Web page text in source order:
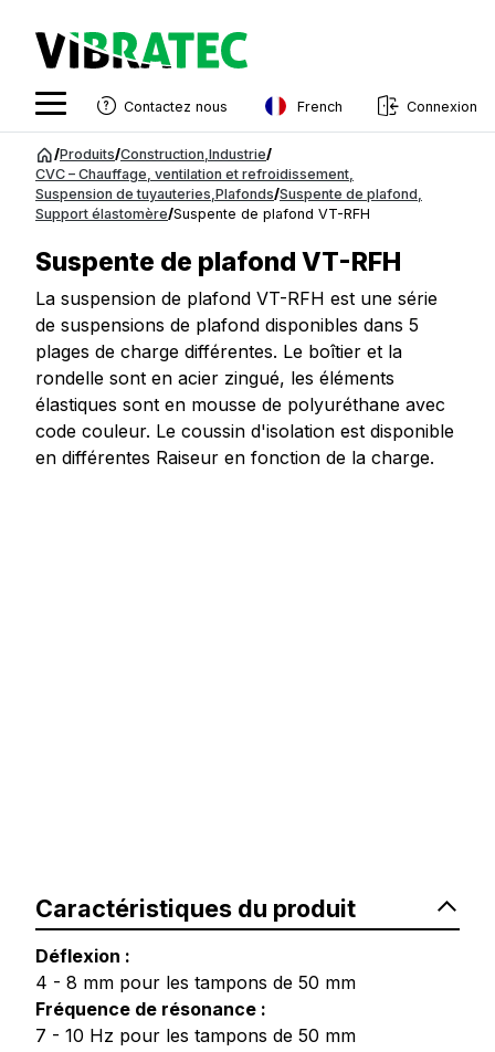
contenu
Contactez nous French
Swedish
Norwegian
French
Estonian
Finnish
Danish
Connexion
/Produits/Construction Industrie/
CVC – Chauffage, ventilation et refroidissement
Suspension de tuyauteries Plafonds/Suspente de plafond
Support élastomère/Suspente de plafond VT-RFH
Suspente de plafond VT-RFH
La suspension de plafond VT-RFH est une série
de suspensions de plafond disponibles dans 5
plages de charge différentes. Le boîtier et la
rondelle sont en acier zingué, les éléments
élastiques sont en mousse de polyuréthane avec
code couleur. Le coussin d'isolation est disponible
en différentes Raiseur en fonction de la charge.
Caractéristiques du produit
Déflexion :
4 - 8 mm pour les tampons de 50 mm
Fréquence de résonance :
7 - 10 Hz pour les tampons de 50 mm